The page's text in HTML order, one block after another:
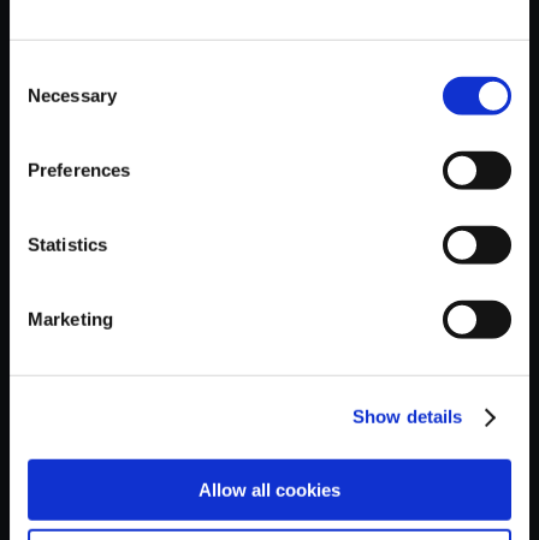
Selection
Necessary
Preferences
Statistics
Marketing
Show details
Allow all cookies
150円(税込)
【単曲】モンスタ
ーハンター ....